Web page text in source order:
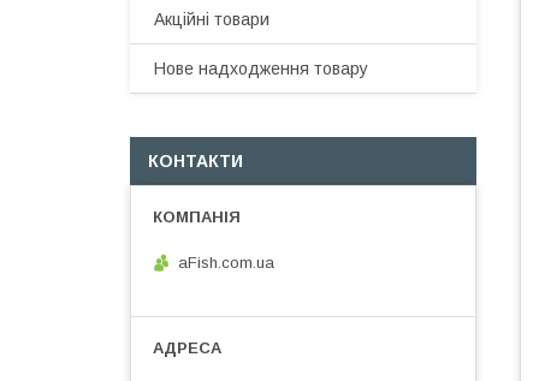
Акційні товари
Нове надходження товару
КОНТАКТИ
aFish.com.ua